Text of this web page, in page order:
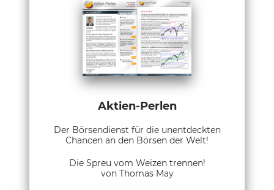
Aktien-Perlen
Der Börsendienst für die unentdeckten
Chancen an den Börsen der Welt!
Die Spreu vom Weizen trennen!
von Thomas May